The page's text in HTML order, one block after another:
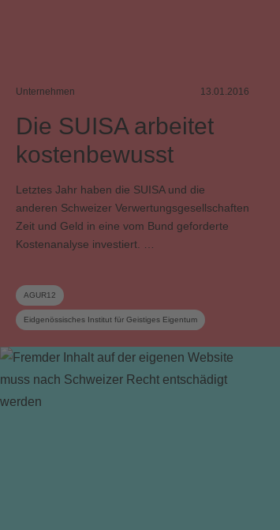
Unternehmen 13.01.2016
Die SUISA arbeitet
kostenbewusst
Letztes Jahr haben die SUISA und die
anderen Schweizer Verwertungsgesellschaften
Zeit und Geld in eine vom Bund geforderte
Kostenanalyse investiert. …
AGUR12
Eidgenössisches Institut für Geistiges Eigentum